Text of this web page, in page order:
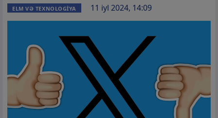
ELM VƏ TEXNOLOGİYA 11 iyl 2024, 14:09